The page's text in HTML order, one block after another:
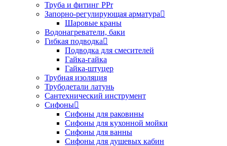
Труба и фитинг PPr
Запорно-регулирующая арматура
Шаровые краны
Водонагреватели, баки
Гибкая подводка
Подводка для смесителей
Гайка-гайка
Гайка-штуцер
Трубная изоляция
Трубодетали латунь
Сантехнический инструмент
Сифоны
Сифоны для раковины
Сифоны для кухонной мойки
Сифоны для ванны
Сифоны для душевых кабин